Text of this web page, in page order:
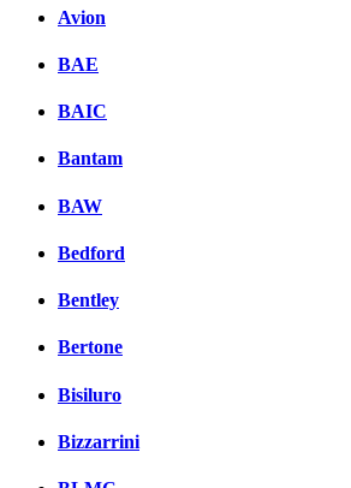
Avion
BAE
BAIC
Bantam
BAW
Bedford
Bentley
Bertone
Bisiluro
Bizzarrini